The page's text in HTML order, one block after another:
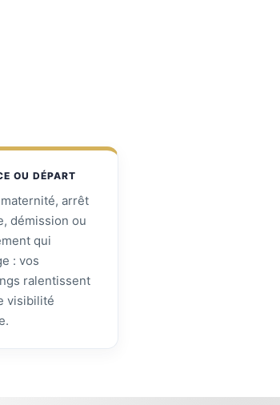
OU DÉPART
arrêt
démission ou
qui
: vos
ralentissent
visibilité